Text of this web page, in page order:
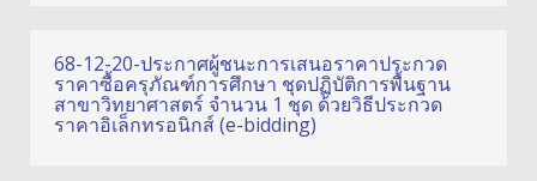
68-12-20-ประกาศผู้ชนะการเสนอราคาประกวด
ราคาซื้อครุภัณฑ์การศึกษา ชุดปฏิบัติการพื้นฐาน
สาขาวิทยาศาสตร์ จำนวน 1 ชุด ด้วยวิธีประกวด
ราคาอิเล็กทรอนิกส์ (e-bidding)